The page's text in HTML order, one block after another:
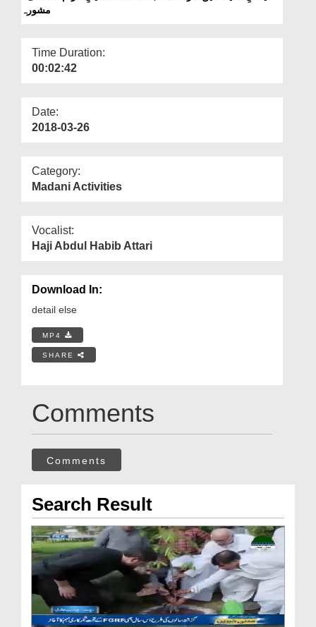
More
Madani Mashwara
مشورہ
Time Duration:
00:02:42
Date:
2018-03-26
Category:
Madani Activities
Vocalist:
Haji Abdul Habib Attari
Download In:
detail else
MP4
SHARE
Comments
Comments
Search Result